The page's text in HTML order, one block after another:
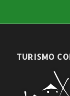
TURISMO